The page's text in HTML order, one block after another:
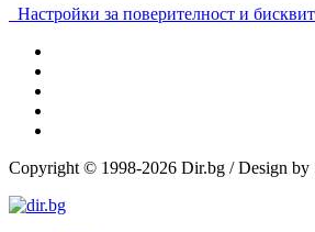
Настройки за поверителност и
Copyright © 1998-2026 Dir.bg / Design by